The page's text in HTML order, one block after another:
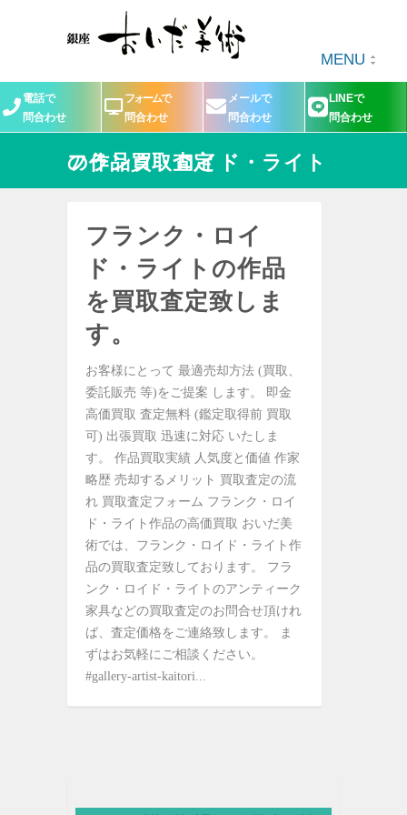
MENU
電話で
問合わせ
フォームで
問合わせ
メールで
問合わせ
LINEで
問合わせ
フランク・ロイド・ライトの作品買取査定
フランク・ロイ
ド・ライトの作品
を買取査定致しま
す。
お客様にとって 最適売却方法 (買取、
委託販売 等)をご提案 します。 即金
高価買取 査定無料 (鑑定取得前 買取
可) 出張買取 迅速に対応 いたしま
す。 作品買取実績 人気度と価値 作家
略歴 売却するメリット 買取査定の流
れ 買取査定フォーム フランク・ロイ
ド・ライト作品の高価買取 おいだ美
術では、フランク・ロイド・ライト作
品の買取査定致しております。 フラ
ンク・ロイド・ライトのアンティーク
家具などの買取査定のお問合せ頂けれ
ば、査定価格をご連絡致します。 ま
ずはお気軽にご相談ください。
#gallery-artist-kaitori...